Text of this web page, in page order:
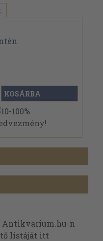
KOSÁRBA
Antikvarium.hu-n
listáját itt